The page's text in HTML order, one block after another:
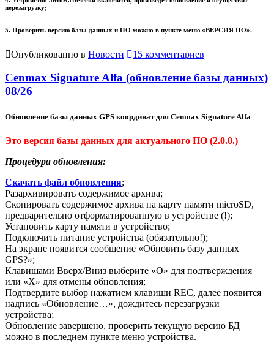
перезагрузку;
5. Проверить версию базы данных и ПО можно в пункте меню «ВЕРСИЯ ПО».
Опубликованно в Новости 15 комментариев
Cenmax Signature Alfa (обновление базы данных)
08/26
Обновление базы данных GPS координат для Cenmax Signature Alfa
Это версия базы данных для актуального ПО (2.0.0.)
Процедура обновления:
Скачать файл обновления;
Разархивировать содержимое архива;
Скопировать содержимое архива на карту памяти microSD,
предварительно отформатированную в устройстве (!);
Установить карту памяти в устройство;
Подключить питание устройства (обязательно!);
На экране появится сообщение «Обновить базу данных
GPS?»;
Клавишами Вверх/Вниз выберите «О» для подтверждения
или «Х» для отмены обновления;
Подтвердите выбор нажатием клавиши REC, далее появится
надпись «Обновление…», дождитесь перезагрузки
устройства;
Обновление завершено, проверить текущую версию БД
можно в последнем пункте меню устройства.